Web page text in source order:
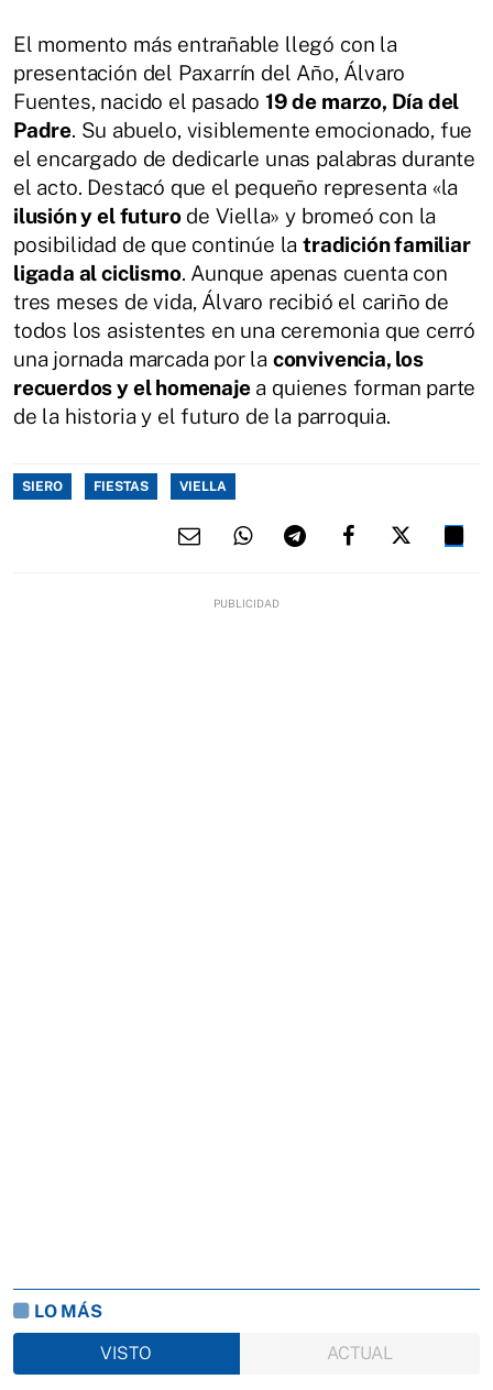
El momento más entrañable llegó con la
presentación del Paxarrín del Año, Álvaro
Fuentes, nacido el pasado19 de marzo, Día del
Padre. Su abuelo, visiblemente emocionado, fue
el encargado de dedicarle unas palabras durante
el acto. Destacó que el pequeño representa «la
ilusión y el futurode Viella» y bromeó con la
posibilidad de que continúe latradición familiar
ligada al ciclismo. Aunque apenas cuenta con
tres meses de vida, Álvaro recibió el cariño de
todos los asistentes en una ceremonia que cerró
una jornada marcada por la convivencia, los
recuerdos y el homenajea quienes forman parte
de la historia y el futuro de la parroquia.
SIERO FIESTAS VIELLA
LO MÁS
VISTO
ACTUAL